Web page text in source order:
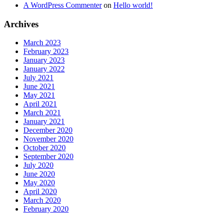
A WordPress Commenteron Hello world!
Archives
March 2023
February 2023
January 2023
January 2022
July 2021
June 2021
May 2021
April 2021
March 2021
January 2021
December 2020
November 2020
October 2020
September 2020
July 2020
June 2020
May 2020
April 2020
March 2020
February 2020